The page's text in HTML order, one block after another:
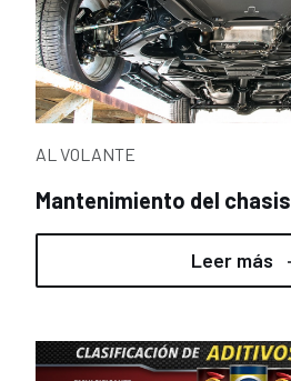
AL VOLANTE
Mantenimiento del chasis
Leer más